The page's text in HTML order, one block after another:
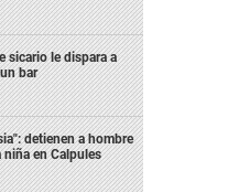
sicario le dispara a
bar
detienen a hombre
en Calpules